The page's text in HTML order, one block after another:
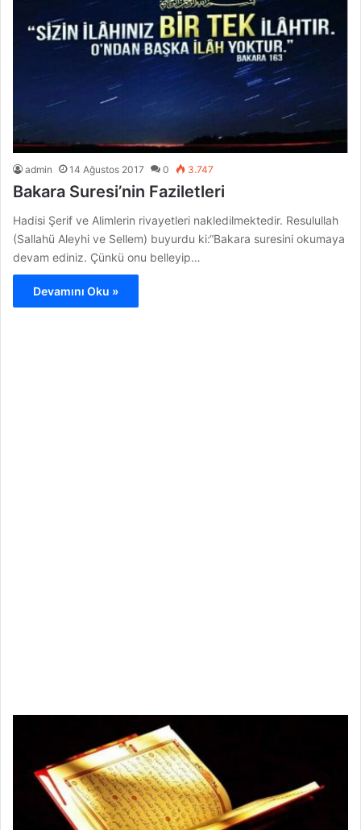
admin 14 Ağustos 2017 0 3.747
Bakara Suresi’nin Faziletleri
Hadisi Şerif ve Alimlerin rivayetleri nakledilmektedir. Resulullah
(Sallahü Aleyhi ve Sellem) buyurdu ki:“Bakara suresini okumaya
devam ediniz. Çünkü onu belleyip…
Devamını Oku »